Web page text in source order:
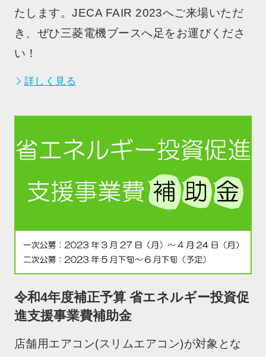
たします。JECA FAIR 2023へご来場いただ
き、ぜひ三菱電機ブースへ足をお運びくださ
い！
詳しく見る
令和4年度補正予算 省エネルギー投資促
進支援事業費補助金
店舗用エアコン(スリムエアコン)が対象とな